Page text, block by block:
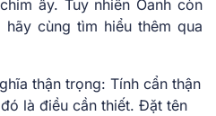
ấy. Tuy nhiên Oanh còn
cùng tìm hiểu thêm qua
thận trọng: Tính cẩn thận
là điều cần thiết. Đặt tên